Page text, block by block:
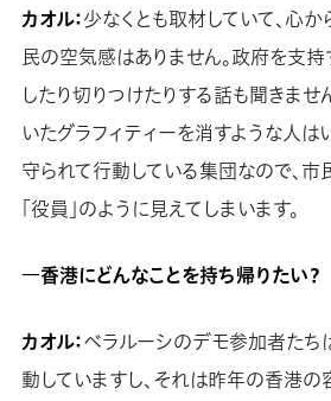
カオル：少なくとも取材していて、心
民の空気感はありません。政府を支
したり切りつけたりする話も聞きま
いたグラフィティーを消すような人は
守られて行動している集団なので、市
「役員」のように見えてしまいます。
―香港にどんなことを持ち帰りたい？
カオル：ベラルーシのデモ参加者たち
動していますし、それは昨年の香港